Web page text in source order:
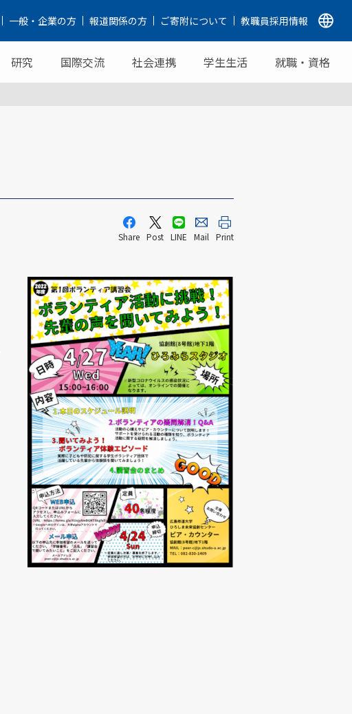
一般・企業の方 報道関係の方 ご寄附について 教職員採用情報
研究 国際交流 社会連携 学生生活 就職・資格
Share Post LINE Mail Print